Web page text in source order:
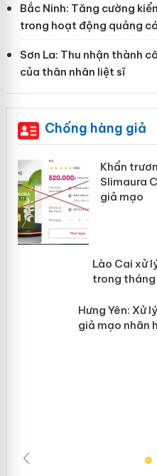
Bắc Ninh: Tăng cường
trong hoạt động quảng
Sơn La: Thu nhận thành
của thân nhân liệt sĩ
Chống hàng giả
Khẩn
Slimaura
giả mạo
Lào Cai
mại trong